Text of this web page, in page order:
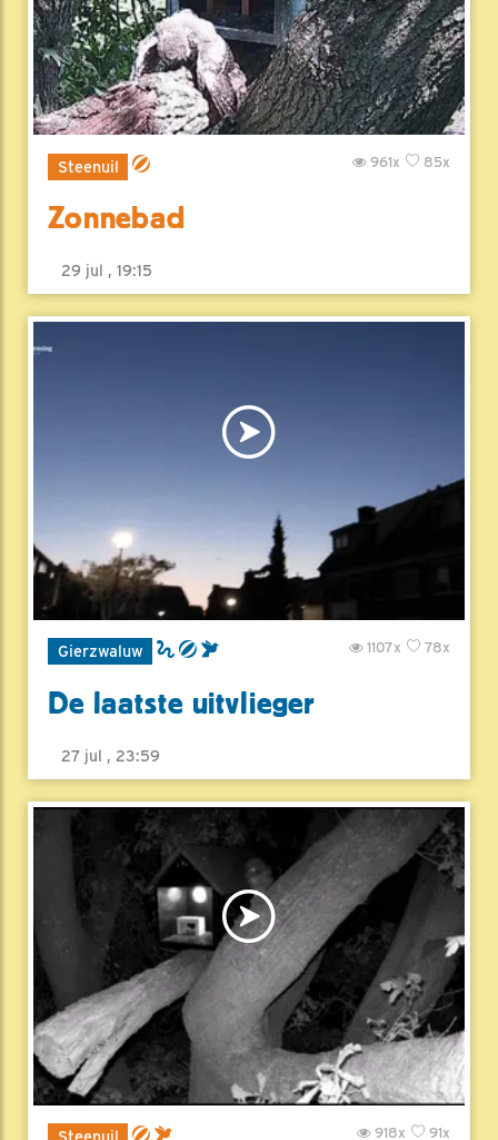
Steenuil 85x
961x
Zonnebad
29 jul , 19:15
Gierzwaluw 78x
1107x
De laatste uitvlieger
27 jul , 23:59
Steenuil 91x
918x